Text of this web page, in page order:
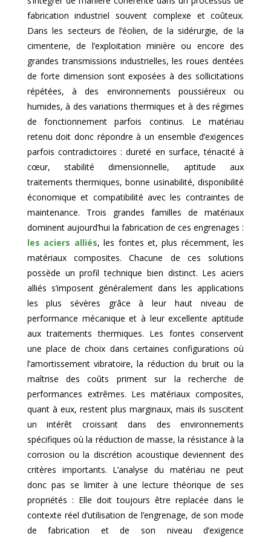
fabrication industriel souvent complexe et coûteux.
Dans les secteurs de l’éolien, de la sidérurgie, de la
cimenterie, de l’exploitation minière ou encore des
grandes transmissions industrielles, les roues dentées
de forte dimension sont exposées à des sollicitations
répétées, à des environnements poussiéreux ou
humides, à des variations thermiques et à des régimes
de fonctionnement parfois continus. Le matériau
retenu doit donc répondre à un ensemble d’exigences
parfois contradictoires : dureté en surface, ténacité à
cœur, stabilité dimensionnelle, aptitude aux
traitements thermiques, bonne usinabilité, disponibilité
économique et compatibilité avec les contraintes de
maintenance. Trois grandes familles de matériaux
dominent aujourd’hui la fabrication de ces engrenages :
les aciers alliés, les fontes et, plus récemment, les
matériaux composites. Chacune de ces solutions
possède un profil technique bien distinct. Les aciers
alliés s’imposent généralement dans les applications
les plus sévères grâce à leur haut niveau de
performance mécanique et à leur excellente aptitude
aux traitements thermiques. Les fontes conservent
une place de choix dans certaines configurations où
l’amortissement vibratoire, la réduction du bruit ou la
maîtrise des coûts priment sur la recherche de
performances extrêmes. Les matériaux composites,
quant à eux, restent plus marginaux, mais ils suscitent
un intérêt croissant dans des environnements
spécifiques où la réduction de masse, la résistance à la
corrosion ou la discrétion acoustique deviennent des
critères importants. L’analyse du matériau ne peut
donc pas se limiter à une lecture théorique de ses
propriétés : Elle doit toujours être replacée dans le
contexte réel d’utilisation de l’engrenage, de son mode
de fabrication et de son niveau d’exigence